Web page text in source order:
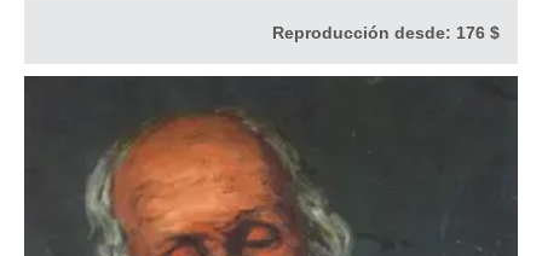
Reproducción desde: 176 $